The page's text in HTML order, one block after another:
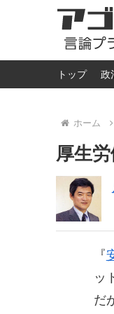
トップ 政
ホーム
厚生
『
ッ
だ